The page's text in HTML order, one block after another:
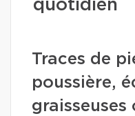
quotidien
Traces de
poussière,
graisseuses